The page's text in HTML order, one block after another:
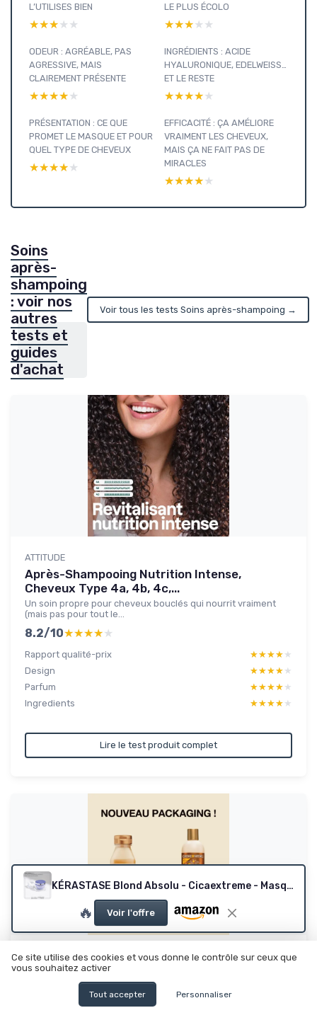
L’UTILISES BIEN
★★★★★
★★★★★
LE PLUS ÉCOLO
★★★★★
★★★★★
ODEUR : AGRÉABLE, PAS
AGRESSIVE, MAIS
CLAIREMENT PRÉSENTE
★★★★★
★★★★★
INGRÉDIENTS : ACIDE
HYALURONIQUE, EDELWEISS…
ET LE RESTE
★★★★★
★★★★★
PRÉSENTATION : CE QUE
PROMET LE MASQUE ET POUR
QUEL TYPE DE CHEVEUX
★★★★★
★★★★★
EFFICACITÉ : ÇA AMÉLIORE
VRAIMENT LES CHEVEUX,
MAIS ÇA NE FAIT PAS DE
MIRACLES
★★★★★
★★★★★
Soins
après-
shampoing
: voir nos
autres
tests et
guides
d'achat
Voir tous les tests Soins après-shampoing →
ATTITUDE
Après-Shampooing Nutrition Intense,
Cheveux Type 4a, 4b, 4c,...
Un soin propre pour cheveux bouclés qui nourrit vraiment
(mais pas pour tout le...
8.2/10★★★★★
★★★★★
Rapport qualité-prix ★★★★★
★★★★★
Design
★★★★★
★★★★★
Parfum
★★★★★
★★★★★
Ingredients
★★★★★
★★★★★
Lire le test produit complet
CREME OF NATURE
Pure Honey - Après-Shampoing Nourrissant à
base d'Huile de C...
L’après-shampoing qui hydrate bien sans faire de miracle
KÉRASTASE Blond Absolu - Cicaextreme - Masque Capillaire Réparateur Intense - Revitalisant & Anti-Fourches - Acide Hyaluronique & Edelweiss - Cheveux Blonds Décolorés ou Méchés - 200 ml
🔥 Voir l'offre
Ce site utilise des cookies et vous donne le contrôle sur ceux que
vous souhaitez activer
Tout accepter Personnaliser